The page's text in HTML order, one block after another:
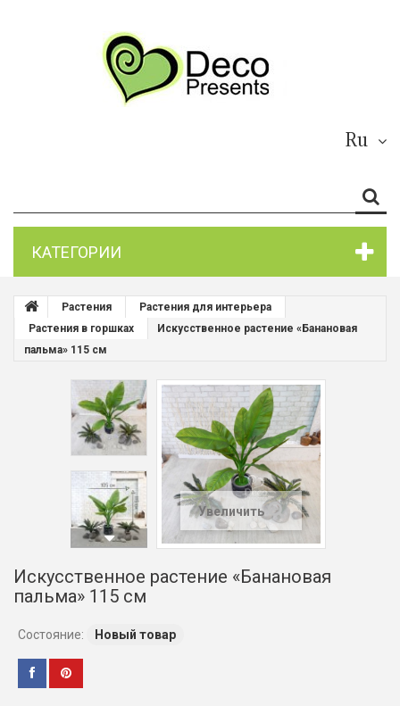
Ru
КАТЕГОРИИ
Растения
Растения для интерьера
Растения в горшках
Искусственное растение «Банановая
пальма» 115 см
Увеличить
Искусственное растение «Банановая
пальма» 115 см
Состояние: Новый товар